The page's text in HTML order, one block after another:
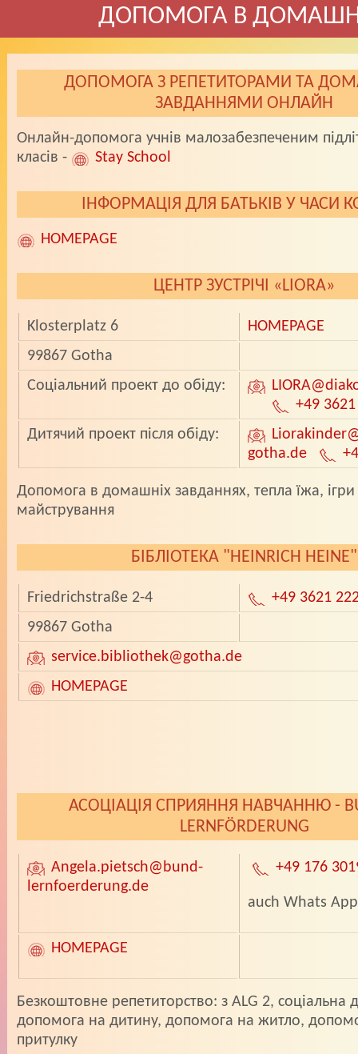
ДОПОМОГА В
ДОПОМОГА З РЕПЕТИТОРАМИ ТА
ЗАВДАННЯМИ ОНЛАЙН
Онлайн-допомога учнів малозабезпеченим
класів -
Stay School
ІНФОРМАЦІЯ ДЛЯ БАТЬКІВ У ЧАСИ
HOMEPAGE
ЦЕНТР ЗУСТРIЧI «LIORA»
Klosterplatz 6
HOMEPAGE
99867 Gotha
Соцiальний проект до обiду:
LIORA
+49
Дитячий проект пiсля обiду:
Liorakinder
gotha.de
­Допомога в домашнiх завданнях, тепла їжа, iгри
майстрування
БІБЛІОТЕКА "HEINRICH HEINE"
Friedrichstraße 2-4
+49 3621
99867 Gotha
service.bibliothek@gotha.de
HOMEPAGE
АСОЦІАЦІЯ СПРИЯННЯ НАВЧАННЮ -
LERNFÖRDERUNG
Angela.pietsch@bund-
lernfoerderung.de
+49 176
auch Whats App
HOMEPAGE
­Безкоштовне репетиторство: з ALG 2, соціальна
допомога на дитину, допомога на житло,
притулку